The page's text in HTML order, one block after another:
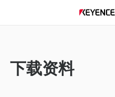
下载资料